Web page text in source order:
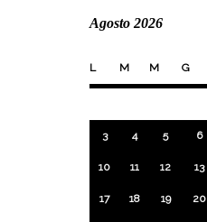
Agosto 2026
L M M G
3 4 5 6
10 11 12 13
17 18 19 20